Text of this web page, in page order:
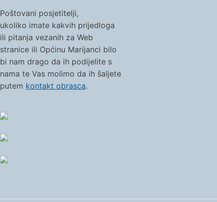
Poštovani posjetitelji,
ukoliko imate kakvih prijedloga
ili pitanja vezanih za Web
stranice ili Općinu Marijanci bilo
bi nam drago da ih podijelite s
nama te Vas molimo da ih šaljete
putem kontakt obrasca.